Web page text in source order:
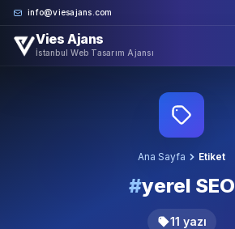
Skip to content
info@viesajans.com
Vies Ajans
İstanbul Web Tasarım Ajansı
Ana Sayfa Etiket
#yerel SEO
11 yazı